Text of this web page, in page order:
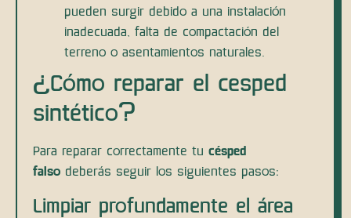
pueden surgir debido a una instalación
inadecuada, falta de compactación del
terreno o asentamientos naturales.
¿Cómo reparar el cesped
sintético?
Para reparar correctamente tucésped
falso deberás seguir los siguientes pasos:
Limpiar profundamente el área